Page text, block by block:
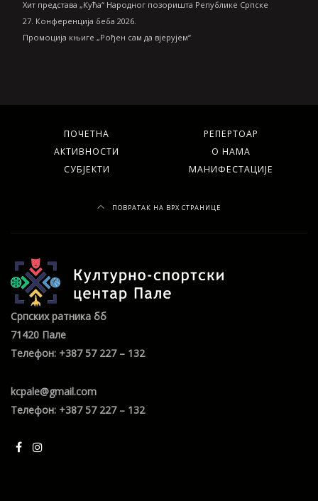
Хит представа „Кућа“ Народног позоришта Републике Српске
27. Конференција беба 2026.
Промоција књиге „Рођен сам да вјерујем“
ПОЧЕТНА
РЕПЕРТОАР
АКТИВНОСТИ
О НАМА
СУБЈЕКТИ
МАНИФЕСТАЦИЈЕ
ПОВРАТАК НА ВРХ СТРАНИЦЕ
Српских ратника бб
71420 Пале
Телефон: +387 57 227 – 132
kcpale@gmail.com
Телефон: +387 57 227 – 132